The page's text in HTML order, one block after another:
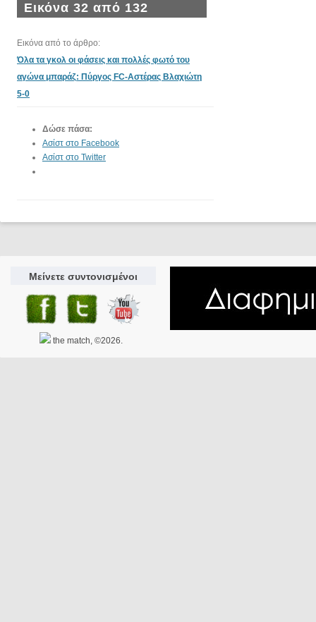
Εικόνα 32 από 132
Εικόνα από το άρθρο:
Όλα τα γκολ οι φάσεις και πολλές φωτό του
αγώνα μπαράζ: Πύργος FC-Αστέρας Βλαχιώτη
5-0
Δώσε πάσα:
Ασίστ στο Facebook
Ασίστ στο Twitter
Μείνετε συντονισμένοι
the match, ©2026.